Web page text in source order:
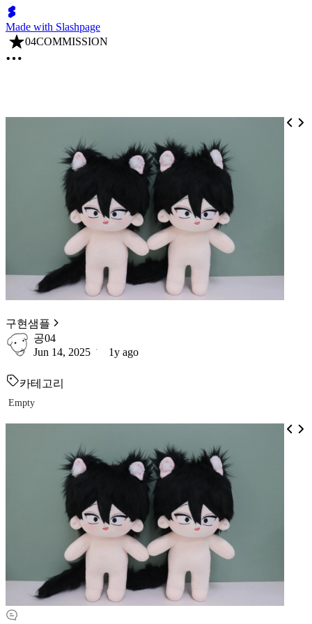
Made with Slashpage
04COMMISSION
구현샘플
공04
Jun 14, 2025
1y ago
카테고리
Empty